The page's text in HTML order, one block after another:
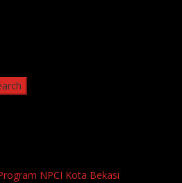
NPCI Kota Bekasi